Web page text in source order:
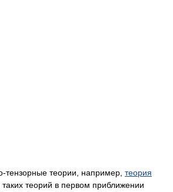
тензорные теории, например, теория
таких теорий в первом приближении